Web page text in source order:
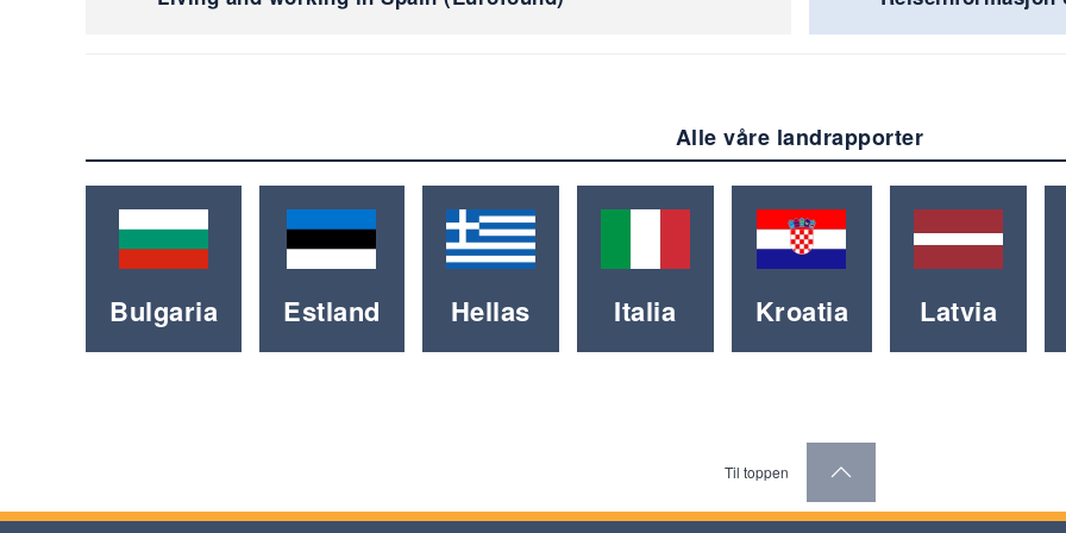
Alle våre landrapporter
Bulgaria Estland Hellas Italia Kroatia Latvia
Til toppen